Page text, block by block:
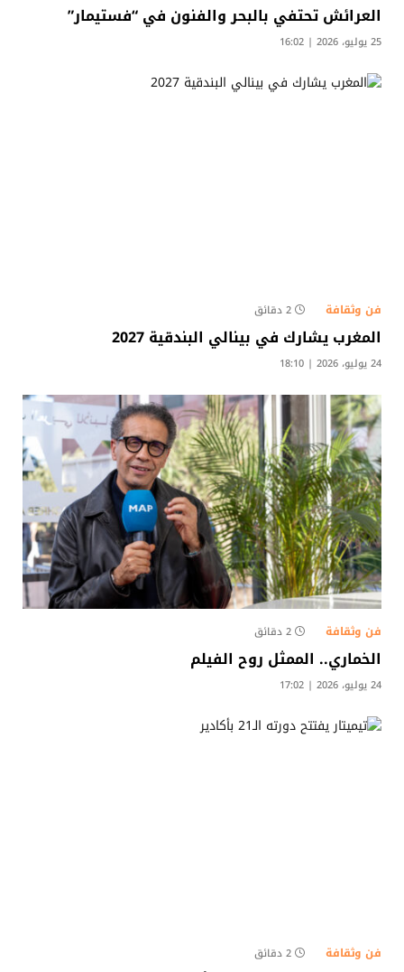
العرائش تحتفي بالبحر والفنون في “فستيمار”
25 يوليو، 2026 | 16:02
فن وثقافة 2 دقائق
المغرب يشارك في بينالي البندقية 2027
24 يوليو، 2026 | 18:10
فن وثقافة 2 دقائق
الخماري.. الممثل روح الفيلم
24 يوليو، 2026 | 17:02
فن وثقافة 2 دقائق